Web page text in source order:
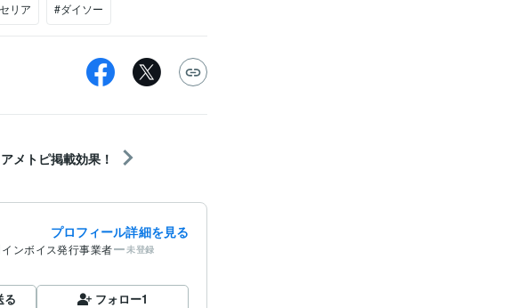
リア #ダイソー
アメトピ掲載効果！
プロフィール詳細を見る
インボイス発行事業者 未登録
る フォロー1